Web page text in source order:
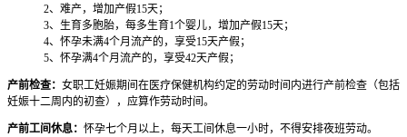
2、难产，增加产假15天；
3、生育多胞胎，每多生育1个婴儿，增加产假15天；
4、怀孕未满4个月流产的，享受15天产假；
5、怀孕满4个月流产的，享受42天产假；
产前检查： 女职工妊娠期间在医疗保健机构约定的劳动时间内进行产前检查（包括
妊娠十二周内的初查），应算作劳动时间。
产前工间休息： 怀孕七个月以上，每天工间休息一小时，不得安排夜班劳动。